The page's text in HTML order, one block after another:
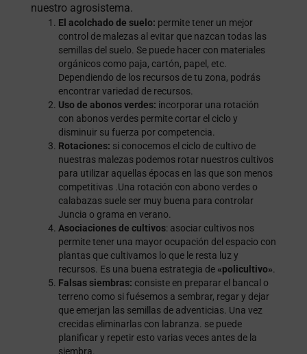
nuestro agrosistema.
El acolchado de suelo: permite tener un mejor
control de malezas al evitar que nazcan todas las
semillas del suelo. Se puede hacer con materiales
orgánicos como paja, cartón, papel, etc.
Dependiendo de los recursos de tu zona, podrás
encontrar variedad de recursos.
Uso de abonos verdes: incorporar una rotación
con abonos verdes permite cortar el ciclo y
disminuir su fuerza por competencia.
Rotaciones: si conocemos el ciclo de cultivo de
nuestras malezas podemos rotar nuestros cultivos
para utilizar aquellas épocas en las que son menos
competitivas .Una rotación con abono verdes o
calabazas suele ser muy buena para controlar
Juncia o grama en verano.
Asociaciones de cultivos: asociar cultivos nos
permite tener una mayor ocupación del espacio con
plantas que cultivamos lo que le resta luz y
recursos. Es una buena estrategia de«policultivo».
Falsas siembras: consiste en preparar el bancal o
terreno como si fuésemos a sembrar, regar y dejar
que emerjan las semillas de adventicias. Una vez
crecidas eliminarlas con labranza. se puede
planificar y repetir esto varias veces antes de la
siembra.